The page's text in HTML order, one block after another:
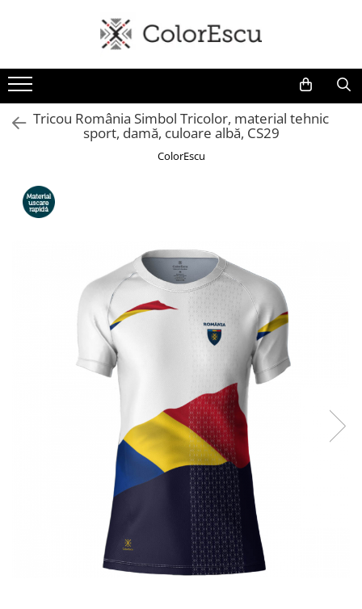
Toate produsele
Tricouri
Tricouri bărbați
Tricouri damă
Tricouri sport tehnice
Bluze si hanorace
Bluze si hanorace damă
Bluze de trening | Bluze tehnice
Șepci și căciuli
Simboluri tradiționale
Tricouri cu mesaje de bine
Tricouri de poveste
Tricou România Simbol Tricolor, material tehnic
sport, damă, culoare albă, CS29
ColorEscu